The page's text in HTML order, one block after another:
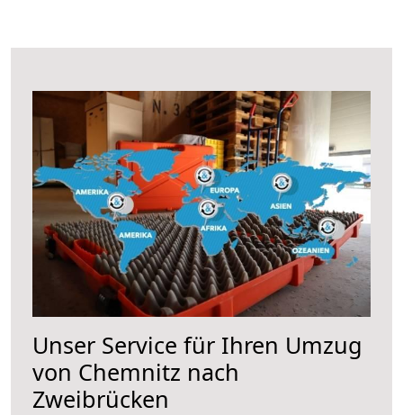
Unser Service für Ihren Umzug
von Chemnitz nach
Zweibrücken